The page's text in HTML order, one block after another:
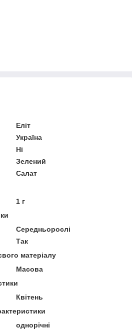
Еліт
Україна
Ні
Зелений
Салат
1 г
Середньорослі
Так
матеріалу
Масова
Квітень
однорічні